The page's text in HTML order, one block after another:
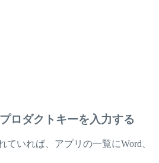
ロダクトキーを入力する
ていれば、アプリの一覧にWord、